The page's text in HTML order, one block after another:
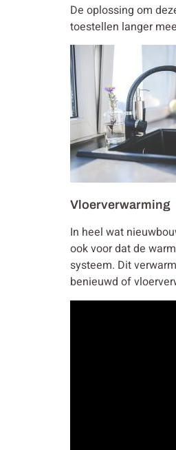
De oplossing om
toestellen langer
Vloerverwarming
In heel wat
ook voor dat de
systeem. Dit
benieuwd of